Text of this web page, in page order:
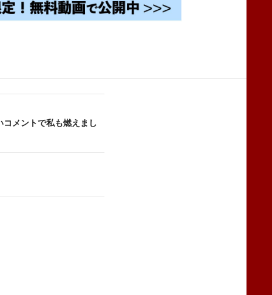
メントで私も燃えまし